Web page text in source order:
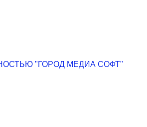
"ГОРОД МЕДИА СОФТ"